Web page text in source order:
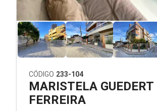
CÓDIGO 233-104
MARISTELA GUEDERT
FERREIRA